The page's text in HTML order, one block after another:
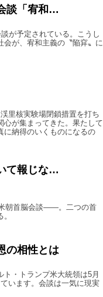
談「宥和…
が予定されている。こうし
会が、宥和主義の〝陥穽〟に
里核実験場閉鎖措置を打ち
心が集まってきた。果たして
に納得のいくものになるの
て報じな…
朝首脳会談——。二つの首
の相性とは
・トランプ米大統領は5月
います。会談は一気に現実